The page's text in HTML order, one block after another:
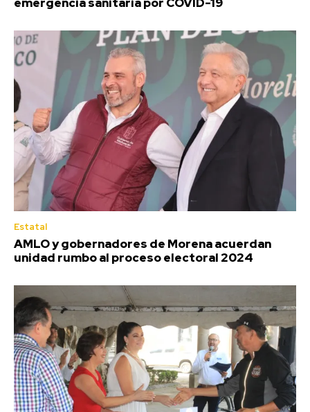
Estatal
AMLO y gobernadores de Morena acuerdan
unidad rumbo al proceso electoral 2024